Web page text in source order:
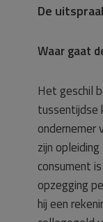
De
Waar gaat
Het geschil
tussentijdse
ondernemer
zijn
consument
opzegging
hij een